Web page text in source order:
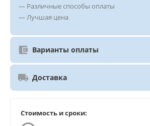
— Различные способы оплаты
— Лучшая цена
Варианты оплаты
Доставка
Стоимость и сроки: